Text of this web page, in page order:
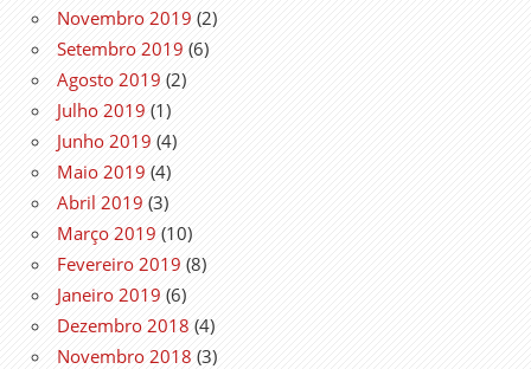
Novembro 2019 (2)
Setembro 2019 (6)
Agosto 2019 (2)
Julho 2019 (1)
Junho 2019 (4)
Maio 2019 (4)
Abril 2019 (3)
Março 2019 (10)
Fevereiro 2019 (8)
Janeiro 2019 (6)
Dezembro 2018 (4)
Novembro 2018 (3)